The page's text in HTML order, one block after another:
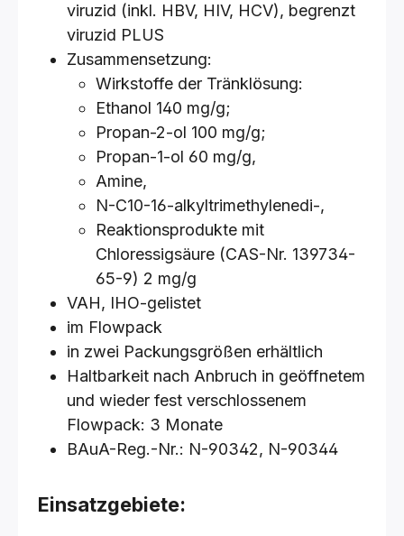
viruzid (inkl. HBV, HIV, HCV), begrenzt
viruzid PLUS
Zusammensetzung:
Wirkstoffe der Tränklösung:
Ethanol 140 mg/g;
Propan-2-ol 100 mg/g;
Propan-1-ol 60 mg/g,
Amine,
N-C10-16-alkyltrimethylenedi-,
Reaktionsprodukte mit
Chloressigsäure (CAS-Nr. 139734-
65-9) 2 mg/g
VAH, IHO-gelistet
im Flowpack
in zwei Packungsgrößen erhältlich
Haltbarkeit nach Anbruch in geöffnetem
und wieder fest verschlossenem
Flowpack: 3 Monate
BAuA-Reg.-Nr.: N-90342, N-90344
Einsatzgebiete: